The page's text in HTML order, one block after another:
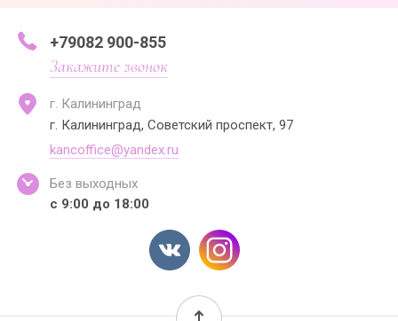
+79082 900-855
Закажите звонок
г. Калининград
г. Калининград, Советский проспект, 97
kancoffice@yandex.ru
Без выходных
с 9:00 до 18:00